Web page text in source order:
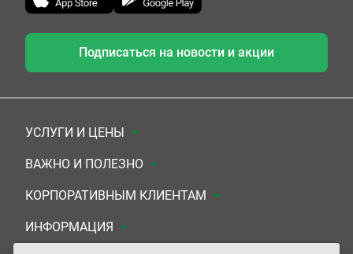
Подписаться на новости и акции
УСЛУГИ И ЦЕНЫ
Анализы
Комплексы
УЗИ
ВАЖНО И ПОЛЕЗНО
Документы для заключения договора
Система скидок
КОРПОРАТИВНЫМ КЛИЕНТАМ
Медицинским организациям
ИНФОРМАЦИЯ